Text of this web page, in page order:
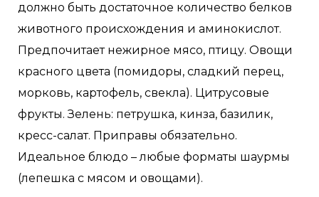
должно быть достаточное количество белков
животного происхождения и аминокислот.
Предпочитает нежирное мясо, птицу. Овощи
красного цвета (помидоры, сладкий перец,
морковь, картофель, свекла). Цитрусовые
фрукты. Зелень: петрушка, кинза, базилик,
кресс-салат. Приправы обязательно.
Идеальное блюдо – любые форматы шаурмы
(лепешка с мясом и овощами).